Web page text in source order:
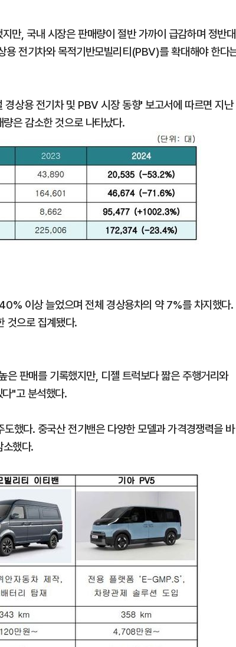
만, 국내 시장은 판매량이 절반 가까이 급감하며 정반대
전기차와 목적기반모빌리티(PBV)를 확대해야 한다
상용 전기차 및 PBV 시장 동향' 보고서에 따르면 지난
은 감소한 것으로 나타났다.
이상 늘었으며 전체 경상용차의 약 7%를 차지했다.
것으로 집계됐다.
판매를 기록했지만, 디젤 트럭보다 짧은 주행거리와
"고 분석했다.
했다. 중국산 전기밴은 다양한 모델과 가격경쟁력을 바
했다.
·인천 경선서 김민석 승리
2
“다시 시청으로” 김선태에게
3
원 당첨자 사연은?
경찰, 드라마 '김부장' 제작사
자본시장법 위반 의혹
5
李, '20·30 민심' 확보에 분
'청년 지지' 사수 위해 李 견제